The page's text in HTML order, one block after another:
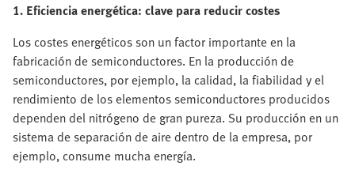
1. Eficiencia energética: clave para reducir costes
Los costes energéticos son un factor importante en la
fabricación de semiconductores. En la producción de
semiconductores, por ejemplo, la calidad, la fiabilidad y el
rendimiento de los elementos semiconductores producidos
dependen del nitrógeno de gran pureza. Su producción en un
sistema de separación de aire dentro de la empresa, por
ejemplo, consume mucha energía.